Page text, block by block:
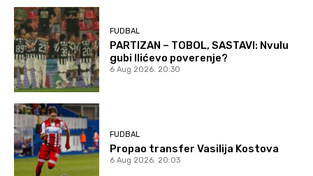
FUDBAL
PARTIZAN – TOBOL, SASTAVI: Nvulu
gubi Ilićevo poverenje?
6 Aug 2026. 20:30
FUDBAL
Propao transfer Vasilija Kostova
6 Aug 2026. 20:03